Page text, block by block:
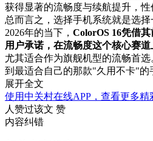
获得显著的流畅度与续航提升，性
总而言之，选择手机系统就是选
2026年的当下， ColorOS 16凭借
用户承诺，在流畅度这个核心赛
尤其适合作为旗舰机型的流畅首
到最适合自己的那款"久用不卡"的
展开全文
使用中关村在线APP，查看更多精
人赞过该文 赞
内容纠错